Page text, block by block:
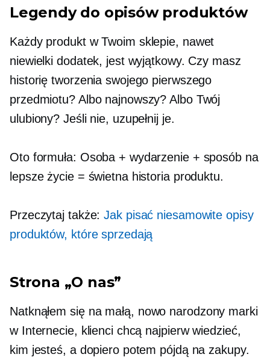
Legendy do opisów produktów
Każdy produkt w Twoim sklepie, nawet
niewielki dodatek, jest wyjątkowy. Czy masz
historię tworzenia swojego pierwszego
przedmiotu? Albo najnowszy? Albo Twój
ulubiony? Jeśli nie, uzupełnij je.
Oto formuła: Osoba + wydarzenie + sposób na
lepsze życie = świetna historia produktu.
Przeczytaj także:Jak pisać niesamowite opisy
produktów, które sprzedają
Strona „O nas”
Natknąłem się na małą, nowo narodzony marki
w Internecie, klienci chcą najpierw wiedzieć,
kim jesteś, a dopiero potem pójdą na zakupy.